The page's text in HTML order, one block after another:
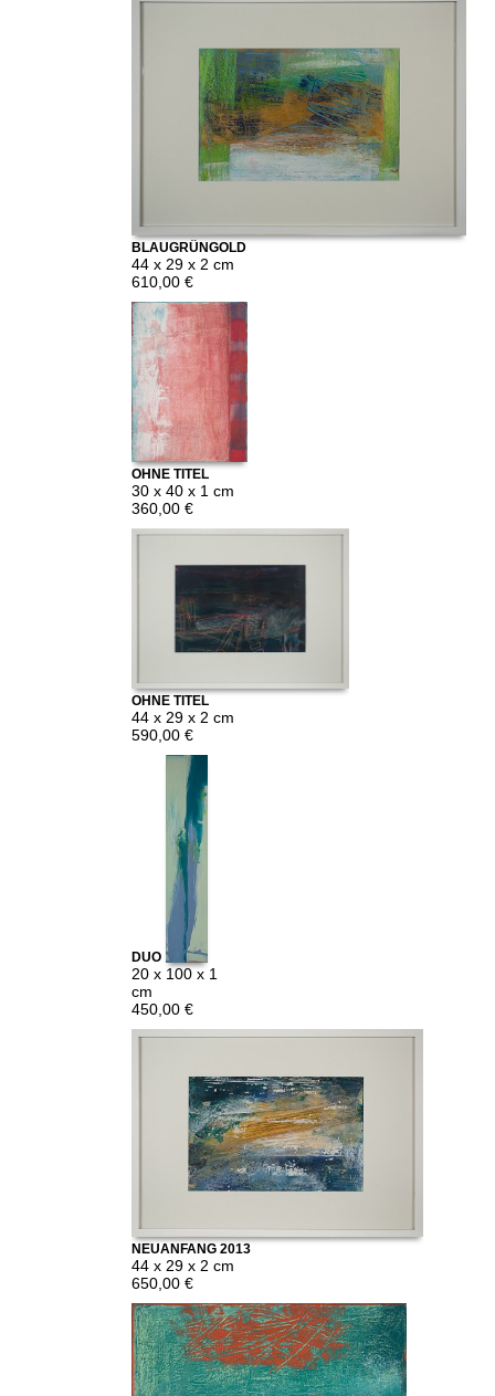
BLAUGRÜNGOLD
44 x 29 x 2 cm
610,00 €
OHNE TITEL
30 x 40 x 1 cm
360,00 €
OHNE TITEL
44 x 29 x 2 cm
590,00 €
DUO
20 x 100 x 1
cm
450,00 €
NEUANFANG 2013
44 x 29 x 2 cm
650,00 €